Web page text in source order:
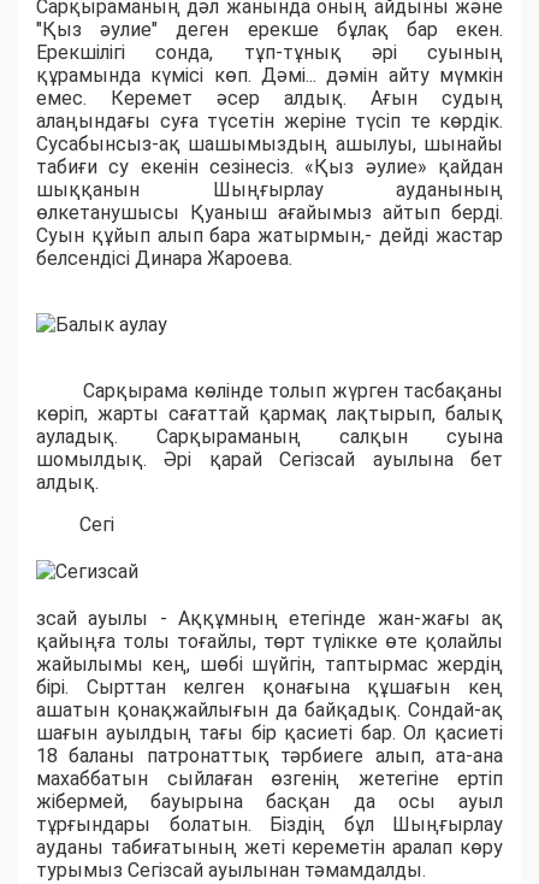
Сарқыраманың дəл жанында оның айдыны жəне
"Қыз əулие" деген ерекше бұлақ бар екен.
Ерекшілігі сонда, тұп-тұнық əрі суының
құрамында күмісі көп. Дəмі... дəмін айту мүмкін
емес. Керемет әсер алдық. Ағын судың
алаңындағы суға түсетін жеріне түсіп те көрдік.
Сусабынсыз-ақ шашымыздың ашылуы, шынайы
табиғи су екенін сезінесіз. «Қыз әулие» қайдан
шыққанын Шыңғырлау ауданының
өлкетанушысы Қуаныш ағайымыз айтып берді.
Суын құйып алып бара жатырмын,- дейді жастар
белсендісі Динара Жароева.
Сарқырама көлінде толып жүрген тасбақаны
көріп, жарты сағаттай қармақ лақтырып, балық
ауладық. Сарқыраманың салқын суына
шомылдық. Әрі қарай Сегізсай ауылына бет
алдық.
Сегі
зсай ауылы - Аққұмның етегінде жан-жағы ақ
қайыңға толы тоғайлы, төрт түлікке өте қолайлы
жайылымы кең, шөбі шүйгін, таптырмас жердің
бірі. Сырттан келген қонағына құшағын кең
ашатын қонақжайлығын да байқадық. Сондай-ақ
шағын ауылдың тағы бір қасиеті бар. Ол қасиеті
18 баланы патронаттық тәрбиеге алып, ата-ана
махаббатын сыйлаған өзгенің жетегіне ертіп
жібермей, бауырына басқан да осы ауыл
тұрғындары болатын. Біздің бұл Шыңғырлау
ауданы табиғатының жеті кереметін аралап көру
турымыз Сегізсай ауылынан тәмамдалды.